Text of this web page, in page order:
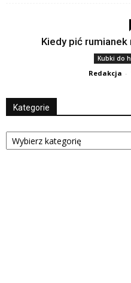
Kiedy pić
Kubki do
Redakcja -
Kategorie
Kategorie